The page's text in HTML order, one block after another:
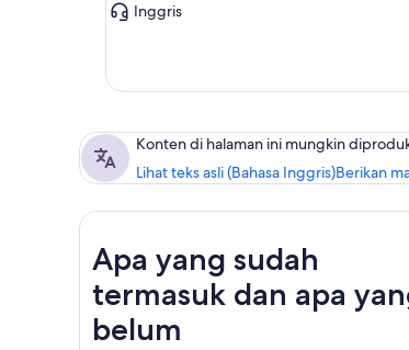
Inggris
Konten di halaman ini mungkin
Lihat teks asli (Bahasa Inggris)Berikan
Apa yang sudah
termasuk dan apa
belum